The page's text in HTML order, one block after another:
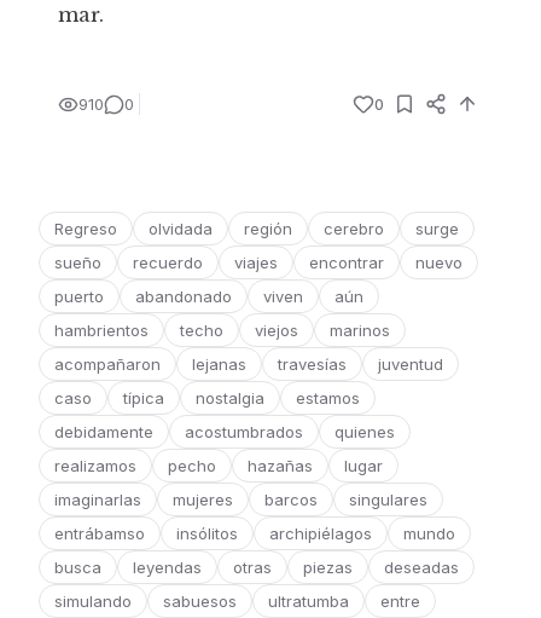
mar.
910 0 0
Regreso olvidada región cerebro
surge
sueño
recuerdo viajes encontrar
nuevo
puerto
abandonado viven
aún
hambrientos
techo viejos
marinos
acompañaron
lejanas travesías
juventud
caso
típica nostalgia
estamos
debidamente
acostumbrados
quienes
realizamos
pecho hazañas
lugar
imaginarlas
mujeres barcos
singulares
entrábamso
insólitos archipiélagos
mundo
busca
leyendas otras piezas
deseadas
simulando
sabuesos ultratumba
entre